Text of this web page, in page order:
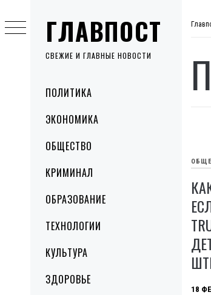
ГЛАВПОСТ
СВЕЖИЕ И ГЛАВНЫЕ НОВОСТИ
MenuПОЛИТИКА
ЭКОНОМИКА
ОБЩЕСТВО
КРИМИНАЛ
ОБРАЗОВАНИЕ
ТЕХНОЛОГИИ
КУЛЬТУРА
ЗДОРОВЬЕ
to
content
18